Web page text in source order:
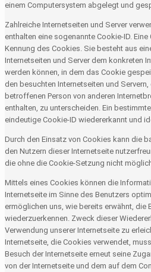
einem Computersystem abgelegt und
Zahlreiche Internetseiten und Server
enthalten eine sogenannte Cookie-ID.
Kennung des Cookies. Sie besteht aus
Internetseiten und Server dem konkreten
werden können, in dem das Cookie
den besuchten Internetseiten und
betroffenen Person von anderen
enthalten, zu unterscheiden. Ein
eindeutige Cookie-ID wiedererkannt und
Durch den Einsatz von Cookies kann die
den Nutzern dieser Internetseite
die ohne die Cookie-Setzung nicht
Mittels eines Cookies können die
Internetseite im Sinne des Benutzers
ermöglichen uns, wie bereits erwähnt, die
wiederzuerkennen. Zweck dieser
Verwendung unserer Internetseite zu
Internetseite, die Cookies verwendet,
Besuch der Internetseite erneut seine
von der Internetseite und dem auf dem